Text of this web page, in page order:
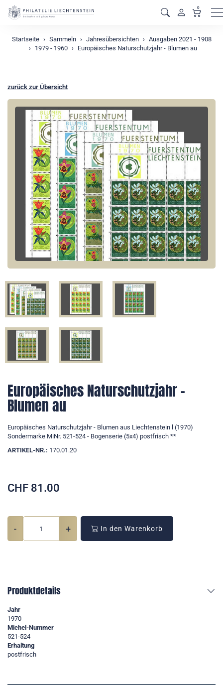
0
Startseite Sammeln Jahresübersichten
Ausgaben 2021 - 1908
1979 - 1960
Europäisches Naturschutzjahr - Blumen au
zurück zur Übersicht
Europäisches Naturschutzjahr -
Blumen au
Europäisches Naturschutzjahr - Blumen aus Liechtenstein l (1970)
Sondermarke MiNr. 521-524 - Bogenserie (5x4) postfrisch **
ARTIKEL-NR.: 170.01.20
CHF 81.00
- + In den Warenkorb
Produktdetails
Jahr
1970
Michel-Nummer
521-524
Erhaltung
postfrisch